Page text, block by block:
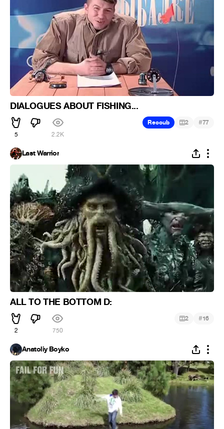
DIALOGUES ABOUT FISHING...
5 2.2K
Recoub 2 #77
Last Warrior
ALL TO THE BOTTOM D:
2 750
2 #16
Anatoliy Boyko